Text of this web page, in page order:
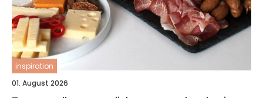
inspiration
01. August 2026